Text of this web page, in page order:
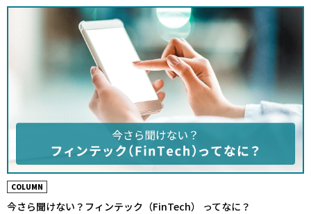
COLUMN
今さら聞けない？フィンテック（FinTech） ってなに？